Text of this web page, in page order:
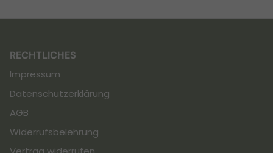
RECHTLICHES
Impressum
Datenschutzerklärung
AGB
Widerrufsbelehrung